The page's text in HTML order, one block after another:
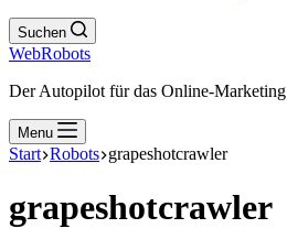
Suchen
WebRobots
Der Autopilot für das Online-Marketing
Menu
Start Robots grapeshotcrawler
grapeshotcrawler